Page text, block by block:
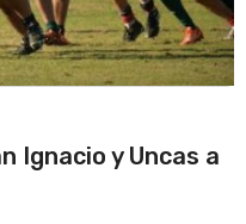
Ignacio y Uncas a